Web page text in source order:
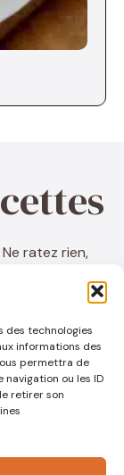
des technologies
informations des
permettra de
ou les ID
retirer son
ratez rien,